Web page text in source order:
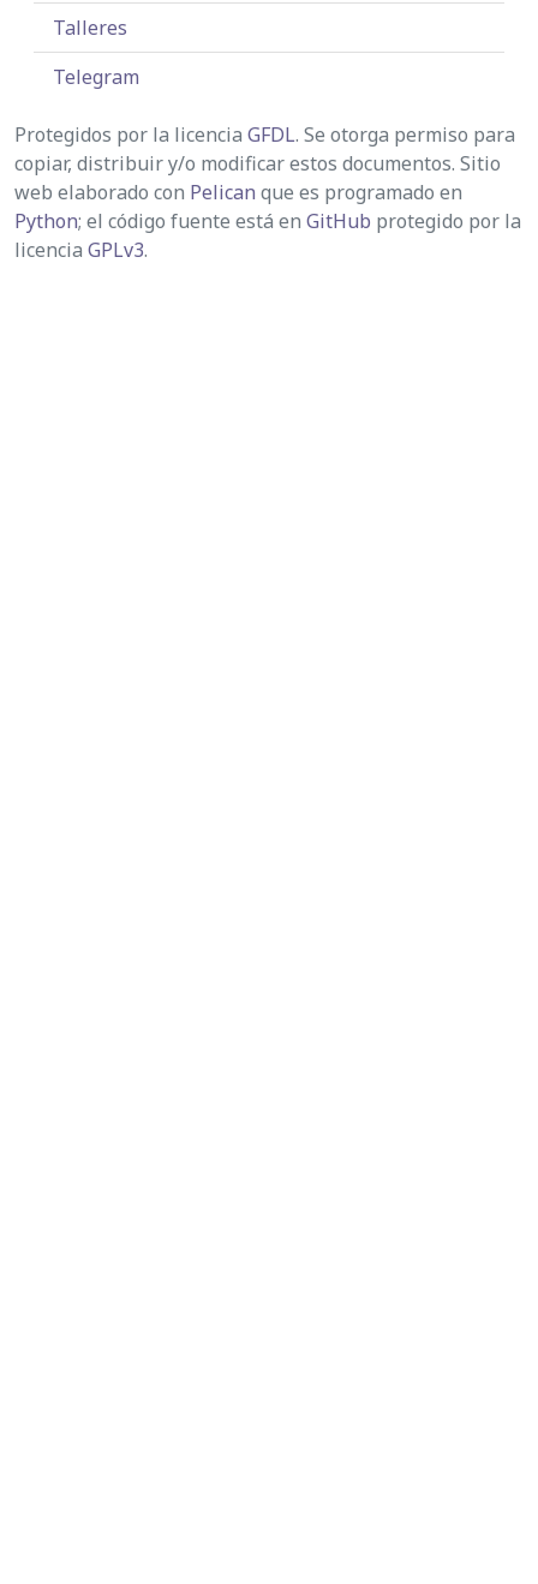
Talleres
Telegram
Protegidos por la licencia GFDL. Se otorga permiso para
copiar, distribuir y/o modificar estos documentos. Sitio
web elaborado con Pelican que es programado en
Python; el código fuente está en GitHub protegido por la
licencia GPLv3.